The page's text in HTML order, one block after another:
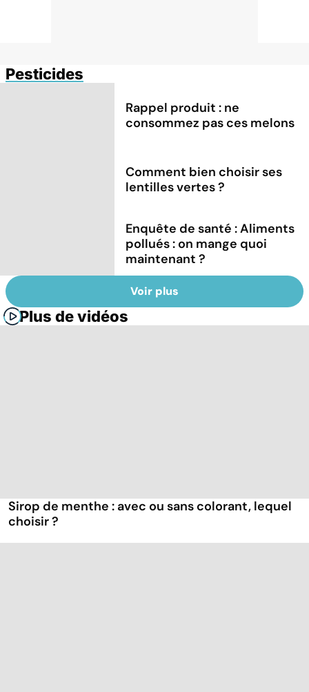
Pesticides
Rappel produit : ne
consommez pas ces melons
Comment bien choisir ses
lentilles vertes ?
Enquête de santé : Aliments
pollués : on mange quoi
maintenant ?
Voir plus
Plus de vidéos
Sirop de menthe : avec ou sans colorant, lequel
choisir ?